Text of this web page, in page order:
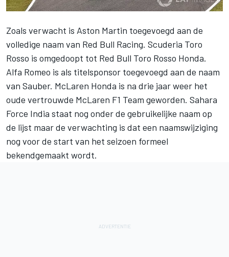
Zoals verwacht is Aston Martin toegevoegd aan de
volledige naam van Red Bull Racing. Scuderia Toro
Rosso is omgedoopt tot Red Bull Toro Rosso Honda.
Alfa Romeo is als titelsponsor toegevoegd aan de naam
van Sauber. McLaren Honda is na drie jaar weer het
oude vertrouwde McLaren F1 Team geworden. Sahara
Force India staat nog onder de gebruikelijke naam op
de lijst maar de verwachting is dat een naamswijziging
nog voor de start van het seizoen formeel
bekendgemaakt wordt.